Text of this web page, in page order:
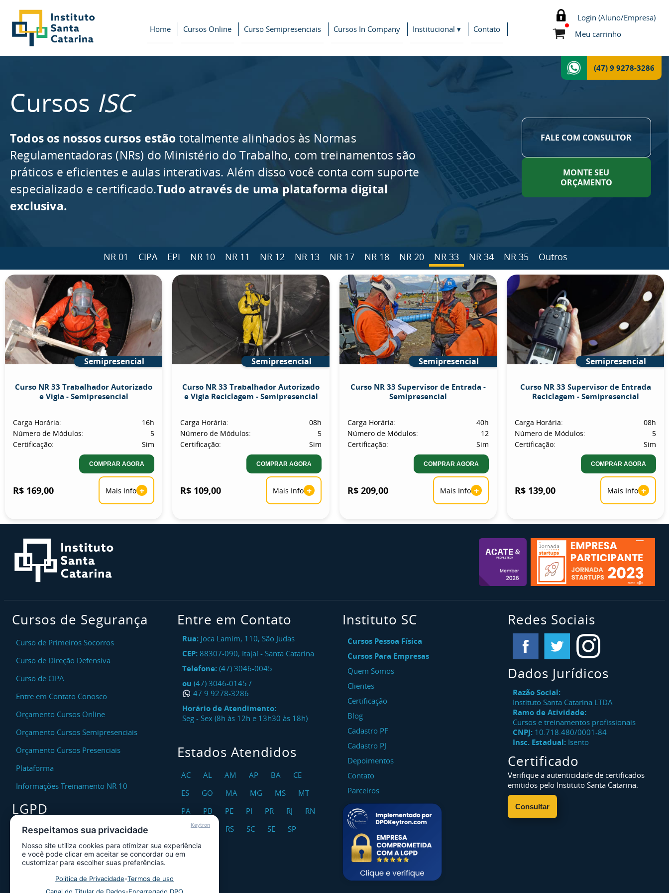
Home Cursos Online Curso Semipresenciais Cursos In Company Institucional ▾ Contato
Login (Aluno/Empresa)
Meu carrinho
(47) 9 9278-3286
Cursos ISC
Todos os nossos cursos estão totalmente alinhados às Normas
Regulamentadoras (NRs) do Ministério do Trabalho, com treinamentos são
práticos e eficientes e aulas interativas. Além disso você conta com suporte
especializado e certificado.Tudo através de uma plataforma digital
exclusiva.
FALE COM CONSULTOR
MONTE SEU
ORÇAMENTO
NR 01 CIPA EPI NR 10 NR 11 NR 12 NR 13 NR 17 NR 18 NR 20 NR 33 NR 34 NR 35 Outros
Semipresencial
Curso NR 33 Trabalhador Autorizado
e Vigia - Semipresencial
Carga Horária:
16h
Número de Módulos:
5
Certificação:
Sim
COMPRAR AGORA
R$ 169,00 Mais Info +
Semipresencial
Curso NR 33 Trabalhador Autorizado
e Vigia Reciclagem - Semipresencial
Carga Horária:
08h
Número de Módulos:
5
Certificação:
Sim
COMPRAR AGORA
R$ 109,00 Mais Info +
Semipresencial
Curso NR 33 Supervisor de Entrada -
Semipresencial
Carga Horária:
40h
Número de Módulos:
12
Certificação:
Sim
COMPRAR AGORA
R$ 209,00 Mais Info +
Semipresencial
Curso NR 33 Supervisor de Entrada
Reciclagem - Semipresencial
Carga Horária:
08h
Número de Módulos:
5
Certificação:
Sim
COMPRAR AGORA
R$ 139,00 Mais Info +
Cursos de Segurança
Curso de Primeiros Socorros
Curso de Direção Defensiva
Curso de CIPA
Entre em Contato Conosco
Orçamento Cursos Online
Orçamento Cursos Semipresenciais
Orçamento Cursos Presenciais
Plataforma
Informações Treinamento NR 10
LGPD
Encarregado DPO
Canal de Atendimento ao Titular dos
Dados
Política de Privacidade
Entre em Contato
Rua: Joca Lamim, 110, São Judas
CEP: 88307-090, Itajaí - Santa Catarina
Telefone: (47) 3046-0045
ou (47) 3046-0145 /
47 9 9278-3286
Horário de Atendimento:
Seg - Sex (8h às 12h e 13h30 às 18h)
Estados Atendidos
AC AL AM AP BA
CE
ES
GO MA MG MS
MT
PA
PB PE PI PR RJ
RN
RO
RR RS SC SE
SP
TO
Instituto SC
Cursos Pessoa Física
Cursos Para Empresas
Quem Somos
Clientes
Certificação
Blog
Cadastro PF
Cadastro PJ
Depoimentos
Contato
Parceiros
Redes Sociais
Dados Jurídicos
Razão Social:
Instituto Santa Catarina LTDA
Ramo de Atividade:
Cursos e treinamentos profissionais
CNPJ: 10.718.480/0001-84
Insc. Estadual: Isento
Certificado
Verifique a autenticidade de certificados
emitidos pelo Instituto Santa Catarina.
Consultar
Keytron
Respeitamos sua privacidade
Nosso site utiliza cookies para otimizar sua experiência
e você pode clicar em aceitar se concordar ou em
customizar para escolher suas preferências.
Política de Privacidade-Termos de uso